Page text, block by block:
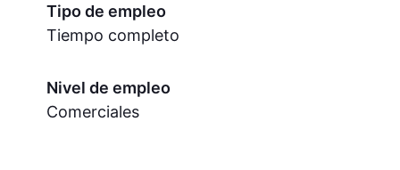
Tipo de empleo
Tiempo completo
Nivel de empleo
Comerciales